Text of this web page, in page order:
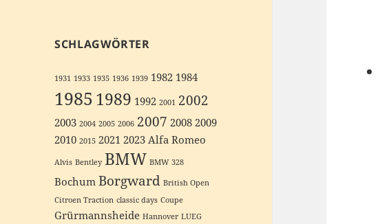
SCHLAGWÖRTER
1931 1933 1935 1936 1939 1982 1984
19851989 1992 2001 2002
2003 2004 2005 2006 2007 20082009
2010 2015 2021 2023Alfa Romeo
Alvis Bentley BMW BMW 328
BochumBorgward British Open
Citroen Traction classic days Coupe
Grürmannsheide Hannover LUEG